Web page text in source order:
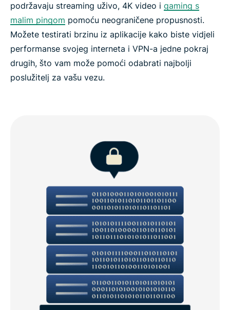
podržavaju streaming uživo, 4K video i gaming s
malim pingom pomoću neograničene propusnosti.
Možete testirati brzinu iz aplikacije kako biste vidjeli
performanse svojeg interneta i VPN-a jedne pokraj
drugih, što vam može pomoći odabrati najbolji
poslužitelj za vašu vezu.